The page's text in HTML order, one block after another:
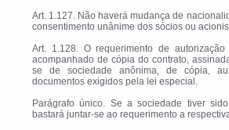
Art. 1.127. Não haverá mudança de
consentimento unânime dos sócios ou
Art. 1.128. O requerimento de
acompanhado de cópia do contrato,
se de sociedade anônima, de cópia,
documentos exigidos pela lei especial.
Parágrafo único. Se a sociedade tiver
bastará juntar-se ao requerimento a